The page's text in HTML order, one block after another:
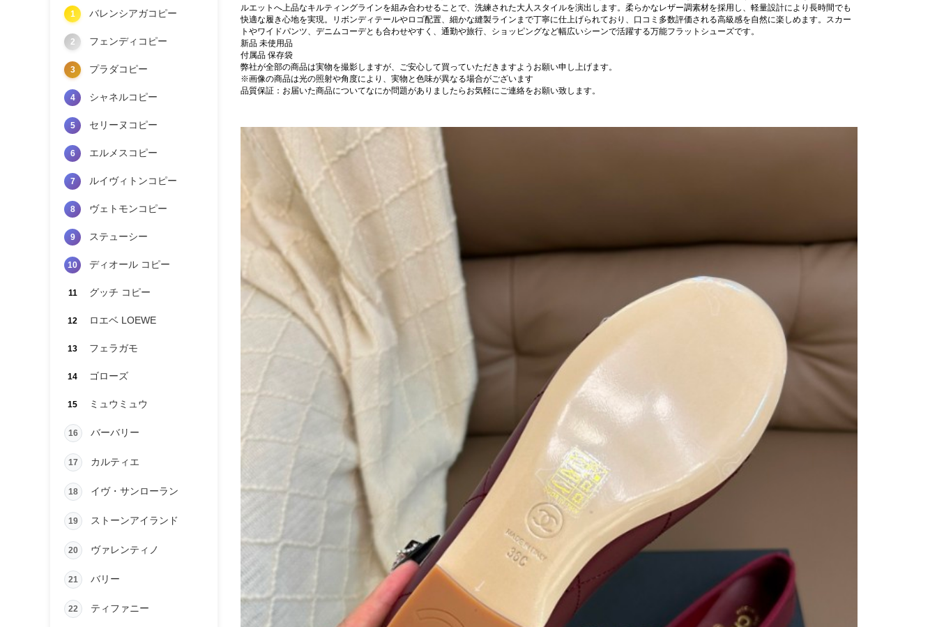
1 バレンシアガコピー
2 フェンディコピー
3 プラダコピー
4 シャネルコピー
5 セリーヌコピー
6 エルメスコピー
7 ルイヴィトンコピー
8 ヴェトモンコピー
9 ステューシー
10 ディオール コピー
11 グッチ コピー
12 ロエベ LOEWE
13 フェラガモ
14 ゴローズ
15 ミュウミュウ
16 バーバリー
17 カルティエ
18 イヴ・サンローラン
19 ストーンアイランド
20 ヴァレンティノ
21 バリー
22 ティファニー
ルエットへ上品なキルティングラインを組み合わせることで、洗練された大人スタイルを演出します。柔らかなレザー調素材を採用し、軽量設計により長時間でも
快適な履き心地を実現。リボンディテールやロゴ配置、細かな縫製ラインまで丁寧に仕上げられており、口コミ多数評価される高級感を自然に楽しめます。スカー
トやワイドパンツ、デニムコーデとも合わせやすく、通勤や旅行、ショッピングなど幅広いシーンで活躍する万能フラットシューズです。
新品 未使用品
付属品 保存袋
弊社が全部の商品は実物を撮影しますが、ご安心して買っていただきますようお願い申し上げます。
※画像の商品は光の照射や角度により、実物と色味が異なる場合がございます
品質保証：お届いた商品についてなにか問題がありましたらお気軽にご連絡をお願い致します。